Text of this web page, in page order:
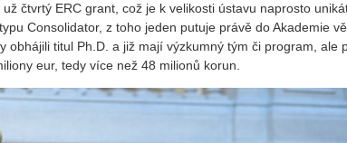
už čtvrtý ERC grant, což je k velikosti ústavu naprosto
Consolidator, z toho jeden putuje právě do Akademie
obhájili titul Ph.D. a již mají výzkumný tým či program,
eur, tedy více než 48 milionů korun.